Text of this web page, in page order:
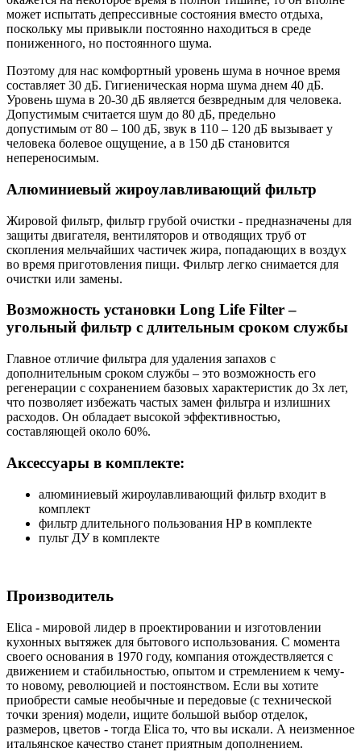
может испытать депрессивные состояния вместо отдыха,
поскольку мы привыкли постоянно находиться в среде
пониженного, но постоянного шума.
Поэтому для нас комфортный уровень шума в ночное время
составляет 30 дБ. Гигиеническая норма шума днем 40 дБ.
Уровень шума в 20-30 дБ является безвредным для человека.
Допустимым считается шум до 80 дБ, предельно
допустимым от 80 – 100 дБ, звук в 110 – 120 дБ вызывает у
человека болевое ощущение, а в 150 дБ становится
непереносимым.
Алюминиевый жироулавливающий фильтр
Жировой фильтр, фильтр грубой очистки - предназначены для
защиты двигателя, вентиляторов и отводящих труб от
скопления мельчайших частичек жира, попадающих в воздух
во время приготовления пищи. Фильтр легко снимается для
очистки или замены.
Возможность установки Long Life Filter –
угольный фильтр с длительным сроком службы
Главное отличие фильтра для удаления запахов с
дополнительным сроком службы – это возможность его
регенерации с сохранением базовых характеристик до 3х лет,
что позволяет избежать частых замен фильтра и излишних
расходов. Он обладает высокой эффективностью,
составляющей около 60%.
Аксессуары в комплекте:
алюминиевый жироулавливающий фильтр входит в
комплект
фильтр длительного пользования HP в комплекте
пульт ДУ в комплекте
Производитель
Elica - мировой лидер в проектировании и изготовлении
кухонных вытяжек для бытового использования. С момента
своего основания в 1970 году, компания отождествляется с
движением и стабильностью, опытом и стремлением к чему-
то новому, революцией и постоянством. Если вы хотите
приобрести самые необычные и передовые (с технической
точки зрения) модели, ищите большой выбор отделок,
размеров, цветов - тогда Elica то, что вы искали. А неизменное
итальянское качество станет приятным дополнением.